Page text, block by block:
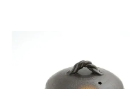
のしについて